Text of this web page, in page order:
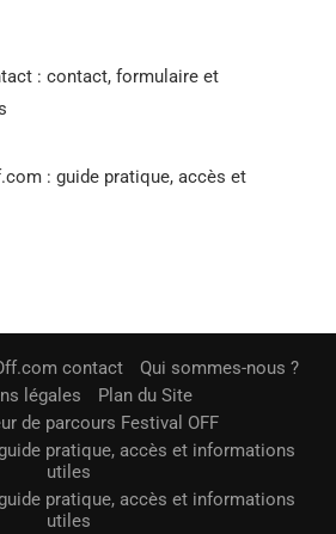
: contact, formulaire et
: guide pratique, accès et
contact
Qui sommes-nous ?
légales
Plan du Site
de parcours Festival OFF
pratique, accès et informations
utiles
pratique, accès et informations
utiles